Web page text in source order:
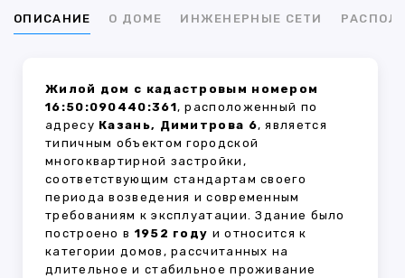
ОПИСАНИЕ О ДОМЕ ИНЖЕНЕРНЫЕ СЕТИ
Жилой дом с кадастровым номером
16:50:090440:361, расположенный по
адресу Казань, Димитрова 6, является
типичным объектом городской
многоквартирной застройки,
соответствующим стандартам своего
периода возведения и современным
требованиям к эксплуатации. Здание было
построено в 1952 году и относится к
категории домов, рассчитанных на
длительное и стабильное проживание